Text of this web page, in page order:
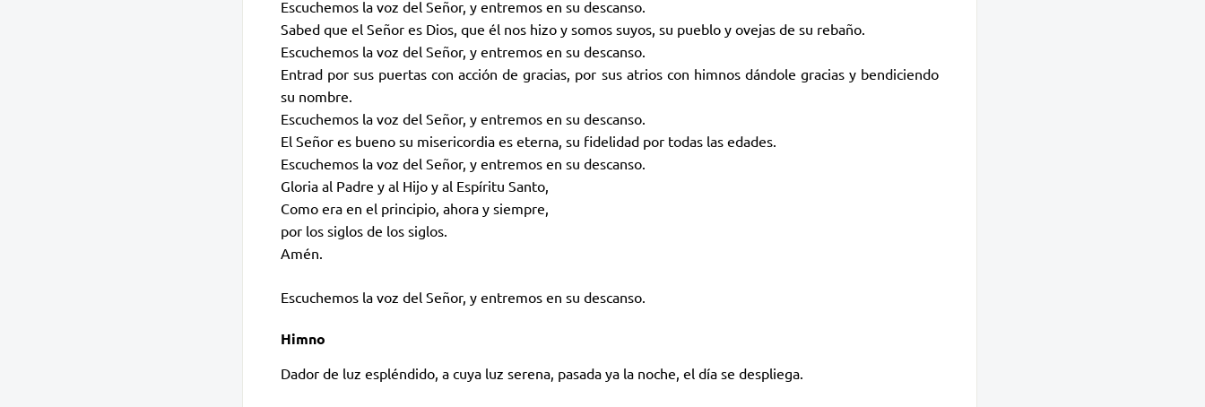
Escuchemos la voz del Señor, y entremos en su descanso.
Sabed que el Señor es Dios, que él nos hizo y somos suyos, su pueblo y ovejas de su rebaño.
Escuchemos la voz del Señor, y entremos en su descanso.
Entrad por sus puertas con acción de gracias, por sus atrios con himnos dándole gracias y bendiciendo
su nombre.
Escuchemos la voz del Señor, y entremos en su descanso.
El Señor es bueno su misericordia es eterna, su fidelidad por todas las edades.
Escuchemos la voz del Señor, y entremos en su descanso.
Gloria al Padre y al Hijo y al Espíritu Santo,
Como era en el principio, ahora y siempre,
por los siglos de los siglos.
Amén.
Escuchemos la voz del Señor, y entremos en su descanso.
Himno
Dador de luz espléndido, a cuya luz serena, pasada ya la noche, el día se despliega.